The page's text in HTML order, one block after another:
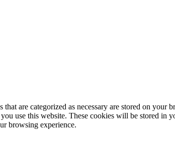
are categorized as necessary are stored on your
use this website. These cookies will be stored in
browsing experience.